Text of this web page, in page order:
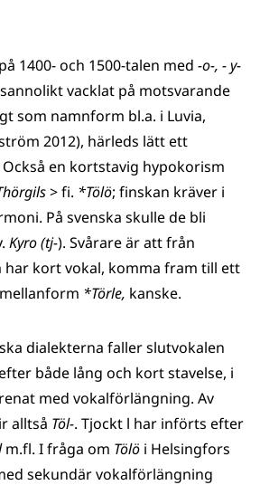
1400- och 1500-talen med -o-, - y-
vacklat på motsvarande
som namnform bl.a. i Luvia,
2012), härleds lätt ett
Också en kortstavig hypokorism
> fi. *Tölö; finskan kräver i
På svenska skulle de bli
Kyro (tj-). Svårare är att från
har kort vokal, komma fram till ett
*Törle, kanske.
dialekterna faller slutvokalen
både lång och kort stavelse, i
med vokalförlängning. Av
alltså Töl-. Tjockt l har införts efter
m.fl. I fråga om Tölö i Helsingfors
sekundär vokalförlängning